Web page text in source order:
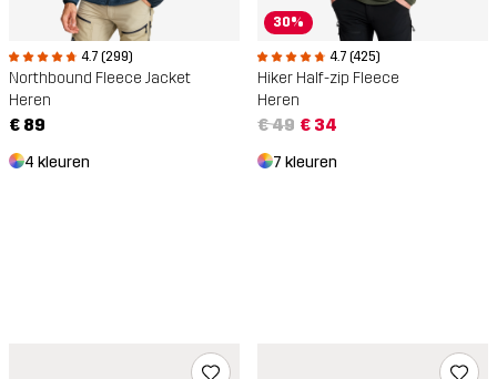
4.7 (299)
Northbound Fleece Jacket
Heren
€ 89
4 kleuren
30%
4.7 (425)
Hiker Half-zip Fleece
Heren
€ 49 € 34
7 kleuren